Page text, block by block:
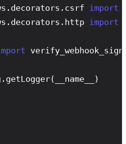
import
import
getLogger(__name__)